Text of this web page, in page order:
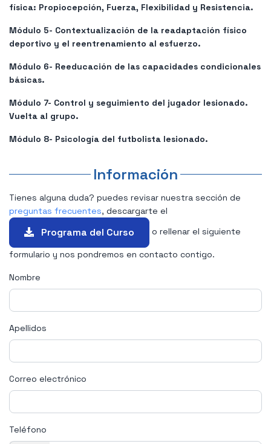
física: Propiocepción, Fuerza, Flexibilidad y Resistencia.
Módulo 5- Contextualización de la readaptación físico
deportivo y el reentrenamiento al esfuerzo.
Módulo 6- Reeducación de las capacidades condicionales
básicas.
Módulo 7- Control y seguimiento del jugador lesionado.
Vuelta al grupo.
Módulo 8- Psicología del futbolista lesionado.
Información
Tienes alguna duda? puedes revisar nuestra sección de
preguntas frecuentes, descargarte el
Programa del Curso o rellenar el siguiente
formulario y nos pondremos en contacto contigo.
Nombre
Apellidos
Correo electrónico
Teléfono